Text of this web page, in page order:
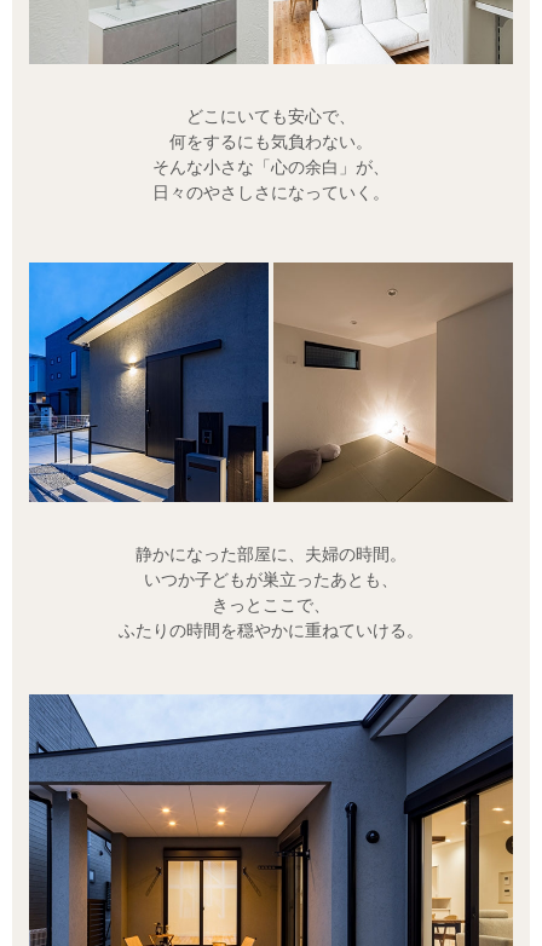
どこにいても安心で、
何をするにも気負わない。
そんな小さな「心の余白」が、
日々のやさしさになっていく。
静かになった部屋に、夫婦の時間。
いつか子どもが巣立ったあとも、
きっとここで、
ふたりの時間を穏やかに重ねていける。